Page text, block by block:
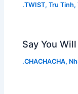
.TWIST,Tru Tinh,
Say You Will
.CHACHACHA,